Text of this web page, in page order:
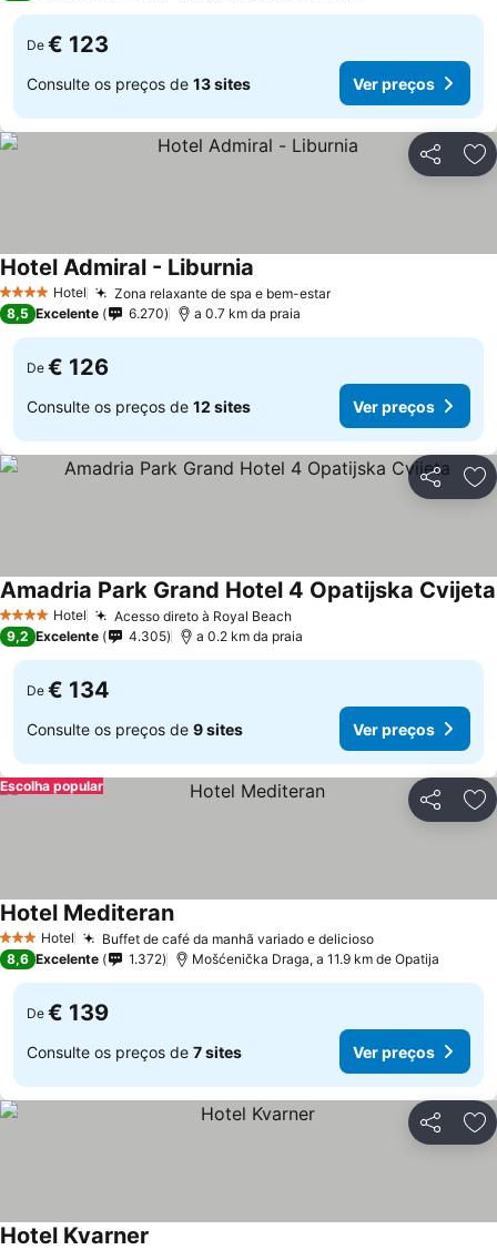
De € 123
Consulte os preços de 13 sites Ver preços
Partilhar
4 EstrelasHotel Zona relaxante de spa e bem-estar
Hotel Admiral - Liburnia
8,5 Excelente 6.270 a 0.7 km da praia
De € 126
Consulte os preços de 12 sites Ver preços
Partilhar
4 EstrelasHotel Acesso direto à Royal Beach
Amadria Park Grand Hotel 4 Opatijska Cvijeta
9,2 Excelente 4.305 a 0.2 km da praia
De € 134
Consulte os preços de 9 sites Ver preços
Partilhar
Escolha popular
3 EstrelasHotel Buffet de café da manhã variado e delicioso
Hotel Mediteran
8,6 Excelente 1.372 Mošćenička Draga, a 11.9 km de Opatija
De € 139
Consulte os preços de 7 sites Ver preços
Partilhar
Hotel Kvarner